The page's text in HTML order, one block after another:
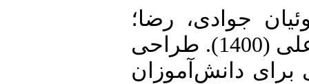
جوادی، رضا؛
قدمی، مجید و محبی، علی (1400). طراحی
برای دانش‌آموزان